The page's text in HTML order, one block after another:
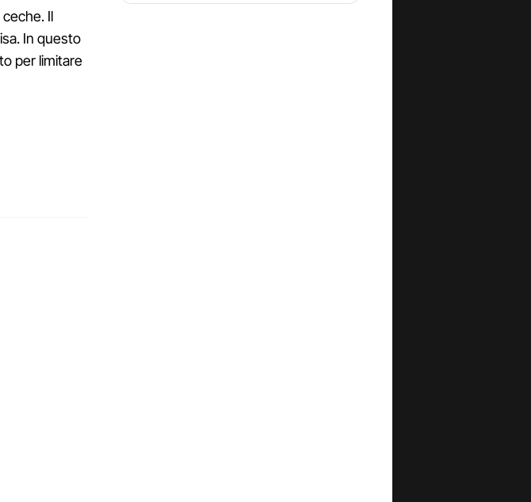
Il
In questo
per limitare